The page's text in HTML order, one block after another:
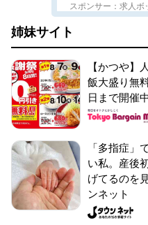
スポンサー：求人ボ
姉妹サイト
【かつや】
飯大盛り無
日まで開催中
「多指症」
い私。産後
げてるのを
ンネット